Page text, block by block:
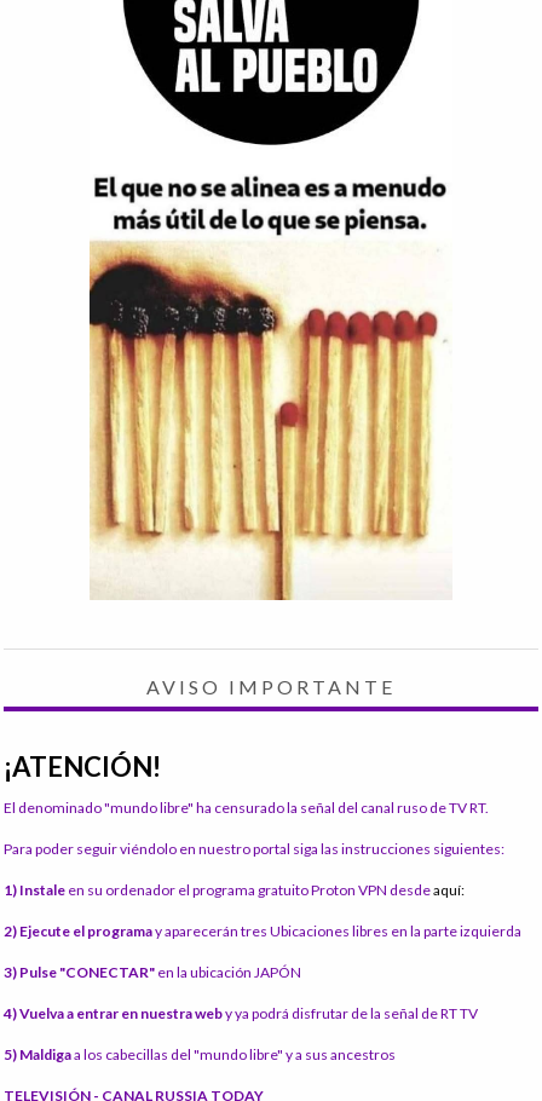
AVISO IMPORTANTE
¡ATENCIÓN!
El denominado "mundo libre" ha censurado la señal del canal ruso de TV RT.
Para poder seguir viéndolo en nuestro portal siga las instrucciones siguientes:
1) Instale en su ordenador el programa gratuito Proton VPN desdeaquí:
2) Ejecute el programay aparecerán tres Ubicaciones libres en la parte izquierda
3) Pulse "CONECTAR" en la ubicación JAPÓN
4) Vuelva a entrar en nuestra weby ya podrá disfrutar de la señal de RT TV
5) Maldigaa los cabecillas del "mundo libre" y a sus ancestros
TELEVISIÓN - CANAL RUSSIA TODAY